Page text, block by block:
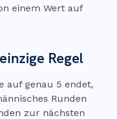
einem Wert auf
Regel
auf genau 5 endet,
Runden
zur nächsten